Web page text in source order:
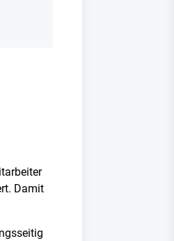
Damit